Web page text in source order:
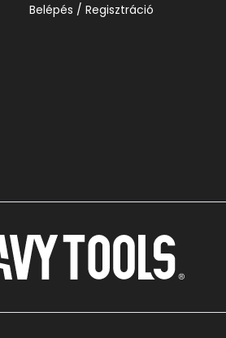
Belépés / Regisztráció